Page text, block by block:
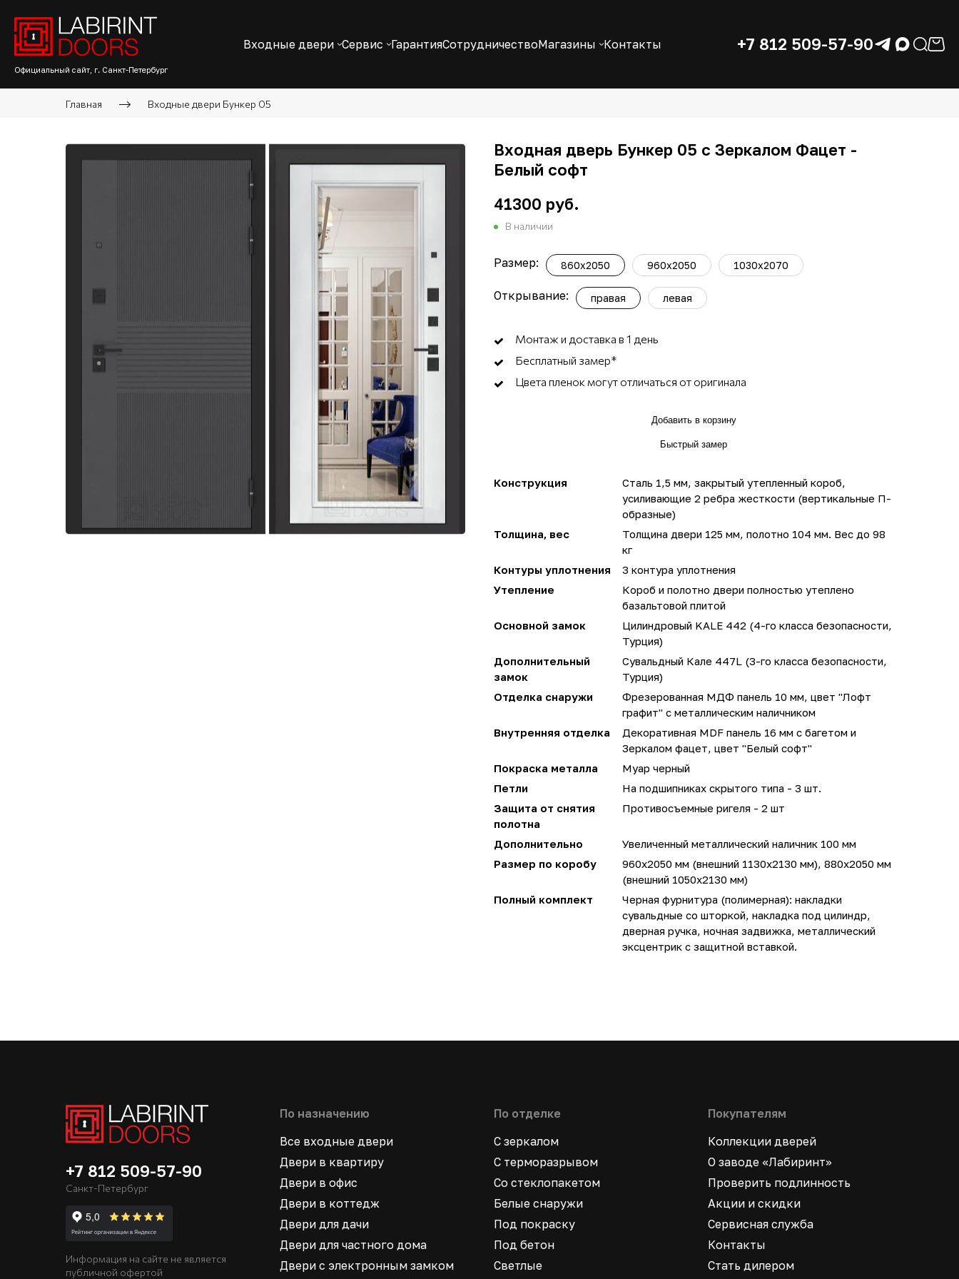
Официальный сайт, г. Санкт-Петербург
Входные двери Сервис ГарантияСотрудничествоМагазины Контакты +7 812 509-57-90
Главная Входные двери Бункер 05
Входная дверь Бункер 05 с Зеркалом Фацет -
Белый софт
41300 руб.
В наличии
Размер: 860x2050 960x2050 1030x2070
Открывание: правая левая
Монтаж и доставка в 1 день
Бесплатный замер*
Цвета пленок могут отличаться от оригинала
Добавить в корзину
Быстрый замер
Конструкция
Сталь 1,5 мм, закрытый утепленный короб,
усиливающие 2 ребра жесткости (вертикальные П-
образные)
Толщина, вес
Толщина двери 125 мм, полотно 104 мм. Вес до 98
кг
Контуры уплотнения
3 контура уплотнения
Утепление
Короб и полотно двери полностью утеплено
базальтовой плитой
Основной замок
Цилиндровый KALE 442 (4-го класса безопасности,
Турция)
Дополнительный
замок
Сувальдный Кале 447L (3-го класса безопасности,
Турция)
Отделка снаружи
Фрезерованная МДФ панель 10 мм, цвет "Лофт
графит" с металлическим наличником
Внутренняя отделка
Декоративная MDF панель 16 мм с багетом и
Зеркалом фацет, цвет "Белый софт"
Покраска металла
Муар черный
Петли
На подшипниках скрытого типа - 3 шт.
Защита от снятия
полотна
Противосъемные ригеля - 2 шт
Дополнительно
Увеличенный металлический наличник 100 мм
Размер по коробу
960х2050 мм (внешний 1130х2130 мм), 880х2050 мм
(внешний 1050х2130 мм)
Полный комплект
Черная фурнитура (полимерная): накладки
сувальдные со шторкой, накладка под цилиндр,
дверная ручка, ночная задвижка, металлический
эксцентрик с защитной вставкой.
+7 812 509-57-90
Санкт-Петербург
Информация на сайте не является
публичной офертой
По назначению
Все входные двери
Двери в квартиру
Двери в офис
Двери в коттедж
Двери для дачи
Двери для частного дома
Двери с электронным замком
По отделке
С зеркалом
С терморазрывом
Со стеклопакетом
Белые снаружи
Под покраску
Под бетон
Светлые
Покупателям
Коллекции дверей
О заводе «Лабиринт»
Проверить подлинность
Акции и скидки
Сервисная служба
Контакты
Стать дилером